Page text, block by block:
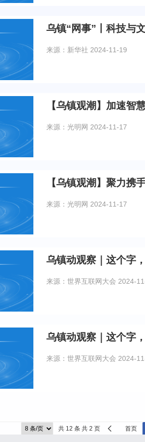
乌镇“网事”丨科技与
来源：新华社 2024-11-19
【乌镇观潮】加速智
来源：光明网 2024-11-17
【乌镇观潮】聚力携
来源：光明网 2024-11-17
乌镇动观察｜这个字
来源：世界互联网大会 2024-
乌镇动观察｜这个字
来源：世界互联网大会 2024-
共 12 条 共 2 页 首页